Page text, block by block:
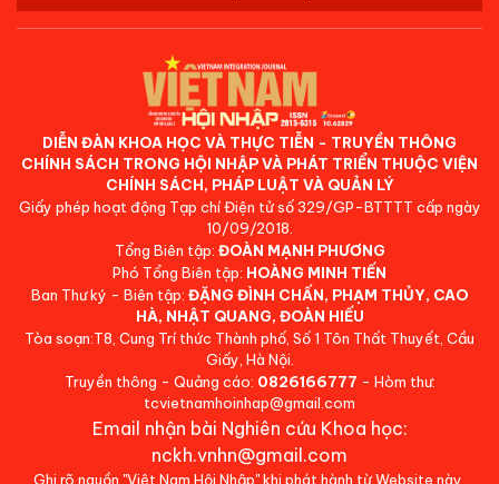
DIỄN ĐÀN KHOA HỌC VÀ THỰC TIỄN - TRUYỀN THÔNG
CHÍNH SÁCH TRONG HỘI NHẬP VÀ PHÁT TRIỂN THUỘC VIỆN
CHÍNH SÁCH, PHÁP LUẬT VÀ QUẢN LÝ
Giấy phép hoạt động Tạp chí Điện tử số 329/GP-BTTTT cấp ngày
10/09/2018.
Tổng Biên tập: ĐOÀN MẠNH PHƯƠNG
Phó Tổng Biên tập: HOÀNG MINH TIẾN
Ban Thư ký - Biên tập: ĐẶNG ĐÌNH CHẤN, PHẠM THỦY, CAO
HÀ, NHẬT QUANG, ĐOÀN HIẾU
Tòa soạn:T8, Cung Trí thức Thành phố, Số 1 Tôn Thất Thuyết, Cầu
Giấy, Hà Nội.
Truyền thông - Quảng cáo: 0826166777 - Hòm thư:
tcvietnamhoinhap@gmail.com
Email nhận bài Nghiên cứu Khoa học:
nckh.vnhn@gmail.com
Ghi rõ nguồn "Việt Nam Hội Nhập" khi phát hành từ Website này.